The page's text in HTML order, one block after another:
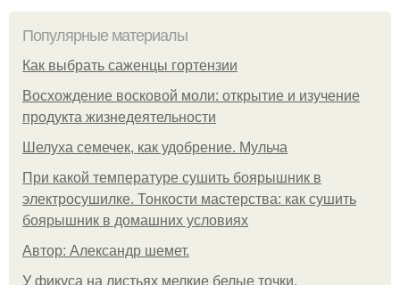
Популярные материалы
Как выбрать саженцы гортензии
Восхождение восковой моли: открытие и изучение
продукта жизнедеятельности
Шелуха семечек, как удобрение. Мульча
При какой температуре сушить боярышник в
электросушилке. Тонкости мастерства: как сушить
боярышник в домашних условиях
Автор: Александр шемет.
У фикуса на листьях мелкие белые точки.